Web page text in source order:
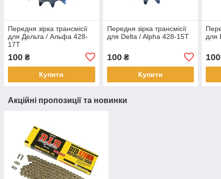
Передня зірка трансмісії
для Дельта / Альфа 428-
17T
100 ₴
Купити
Передня зірка трансмісії
для Delta / Alpha 428-15T
100₴
Купити
для
100
Акційні пропозиції та новинки